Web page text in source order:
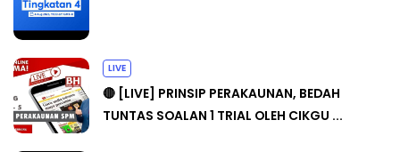
LIVE
🔴 [LIVE] PRINSIP PERAKAUNAN, BEDAH
TUNTAS SOALAN 1 TRIAL OLEH CIKGU ...